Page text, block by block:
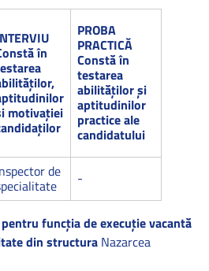
în
motivaţiei
PROBA
PRACTICĂ
Constă în
testarea
abilităţilor şi
aptitudinilor
practice ale
candidatului
de -
funcția de execuție vacantă
din structura Nazarcea